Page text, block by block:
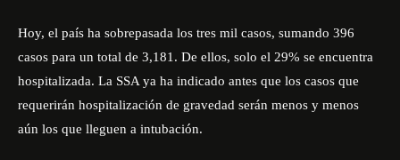
Hoy, el país ha sobrepasada los tres mil casos, sumando 396
casos para un total de 3,181. De ellos, solo el 29% se encuentra
hospitalizada. La SSA ya ha indicado antes que los casos que
requerirán hospitalización de gravedad serán menos y menos
aún los que lleguen a intubación.